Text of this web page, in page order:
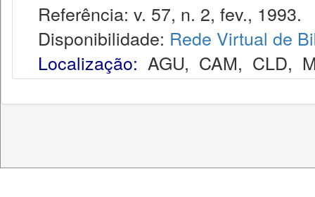
Referência: v. 57, n. 2, fev., 1993.
Disponibilidade: Rede Virtual de
Localização: AGU, CAM, CLD,